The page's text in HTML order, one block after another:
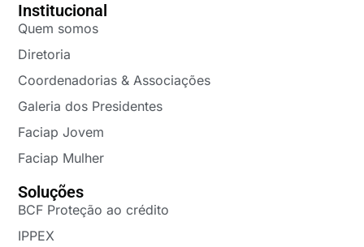
Institucional
Quem somos
Diretoria
Coordenadorias & Associações
Galeria dos Presidentes
Faciap Jovem
Faciap Mulher
Soluções
BCF Proteção ao crédito
IPPEX